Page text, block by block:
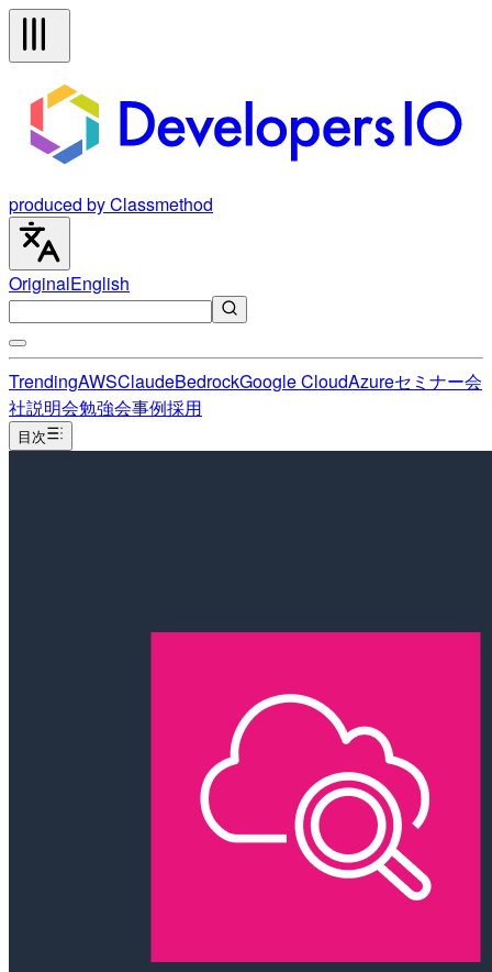
produced by Classmethod
OriginalEnglish
TrendingAWSClaudeBedrockGoogle CloudAzureセミナー会
社説明会勉強会事例採用
目次